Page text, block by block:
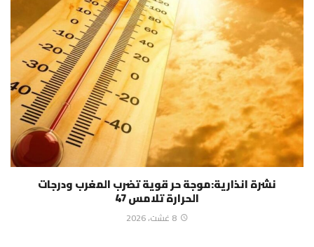
نشرة انذارية:موجة حر قوية تضرب المغرب ودرجات
الحرارة تلامس 47
8 غشت، 2026